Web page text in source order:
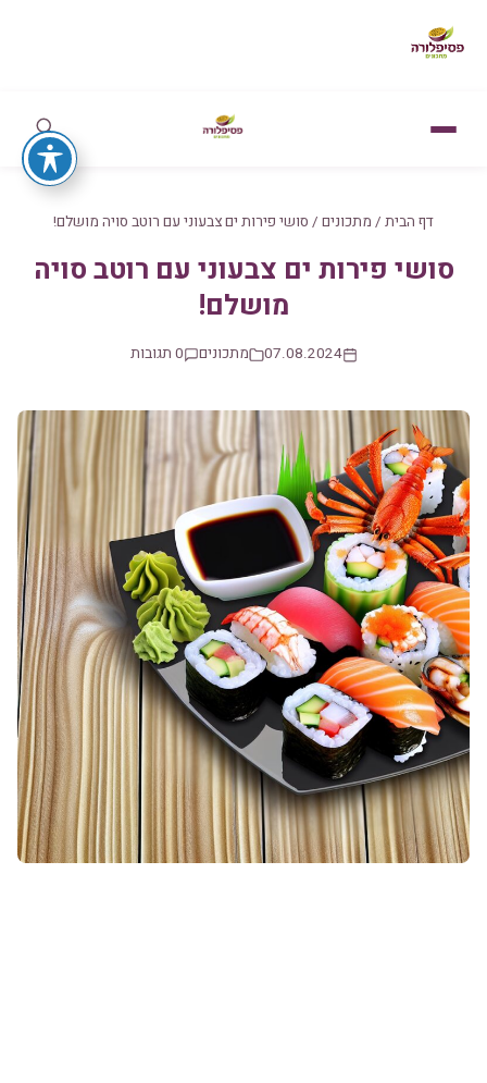
דף הבית / מתכונים / סושי פירות ים צבעוני עם רוטב סויה מושלם!
סושי פירות ים צבעוני עם רוטב סויה
מושלם!
07.08.2024 מתכונים 0 תגובות